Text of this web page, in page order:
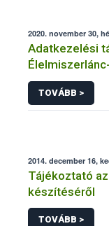
2020. november 30,
Adatkezelési
üzemeltetett
információs
TOVÁBB >
2014. december 16,
Tájékoztató
készítéséről
TOVÁBB >